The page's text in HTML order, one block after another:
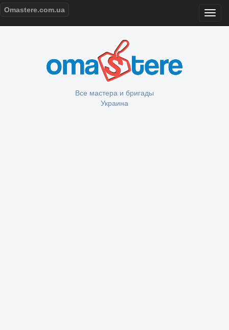
Omastere.com.ua
Все мастера и бригады
Украина